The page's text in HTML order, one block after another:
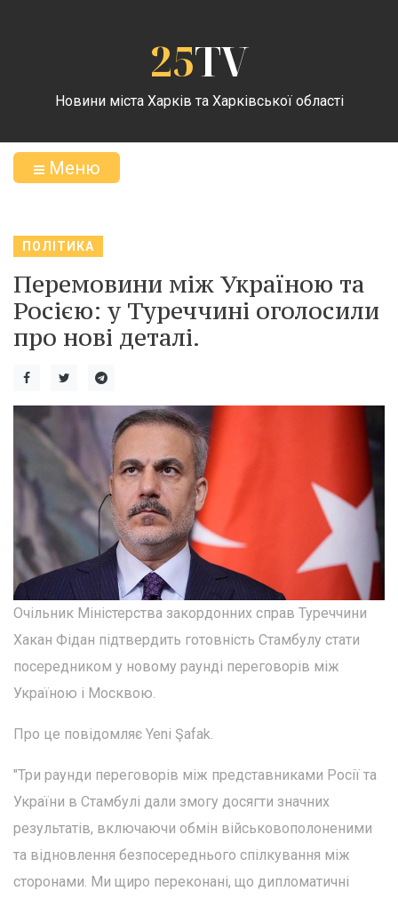
25TV
Новини міста Харків та Харківської області
Меню
ПОЛІТИКА
Перемовини між Україною та
Росією: у Туреччині оголосили
про нові деталі.
Очільник Міністерства закордонних справ Туреччини
Хакан Фідан підтвердить готовність Стамбулу стати
посередником у новому раунді переговорів між
Україною і Москвою.
Про це повідомляє Yeni Şafak.
"Три раунди переговорів між представниками Росії та
України в Стамбулі дали змогу досягти значних
результатів, включаючи обмін військовополоненими
та відновлення безпосереднього спілкування між
сторонами. Ми щиро переконані, що дипломатичні